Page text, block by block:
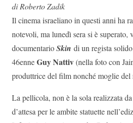
di Roberto Zadik
Il cinema israeliano in questi anni ha
notevoli, ma lunedì sera si è superato,
documentarioSkin di un regista
46enneGuy Nattiv(nella foto con
produttrice del film nonché moglie del
La pellicola, non è la sola realizzata
d’attesa per le ambite statuette